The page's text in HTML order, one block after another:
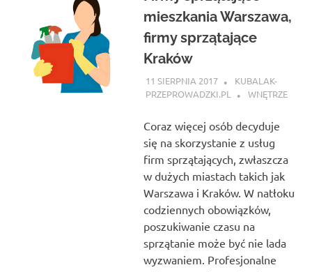
mieszkania Warszawa,
firmy sprzątające
Kraków
11 SIERPNIA 2017
KUBALAK-
PRZEPROWADZKI.PL
WNĘTRZE
Coraz więcej osób decyduje
się na skorzystanie z usług
firm sprzątających, zwłaszcza
w dużych miastach takich jak
Warszawa i Kraków. W natłoku
codziennych obowiązków,
poszukiwanie czasu na
sprzątanie może być nie lada
wyzwaniem. Profesjonalne